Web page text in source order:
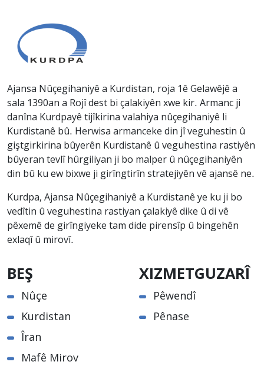
Ajansa Nûçegihaniyê a Kurdistan, roja 1ê Gelawêjê a
sala 1390an a Rojî dest bi çalakiyên xwe kir. Armanc ji
danîna Kurdpayê tijîkirina valahiya nûçegihaniyê li
Kurdistanê bû. Herwisa armanceke din jî veguhestin û
giştgirkirina bûyerên Kurdistanê û veguhestina rastiyên
bûyeran tevlî hûrgiliyan ji bo malper û nûçegihaniyên
din bû ku ew bixwe ji girîngtirîn stratejiyên vê ajansê ne.
Kurdpa, Ajansa Nûçegihaniyê a Kurdistanê ye ku ji bo
vedîtin û veguhestina rastiyan çalakiyê dike û di vê
pêxemê de girîngiyeke tam dide pirensîp û bingehên
exlaqî û mirovî.
BEŞ
Nûçe
Kurdistan
Îran
Mafê Mirov
XIZMETGUZARÎ
Pêwendî
Pênase